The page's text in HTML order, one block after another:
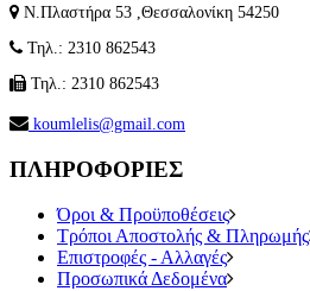
Ν.Πλαστήρα 53 ,Θεσσαλονίκη 54250
Τηλ.: 2310 862543
Τηλ.: 2310 862543
koumlelis@gmail.com
ΠΛΗΡΟΦΟΡΙΕΣ
Όροι & Προϋποθέσεις
Τρόποι Αποστολής & Πληρωμής
Επιστροφές - Αλλαγές
Προσωπικά Δεδομένα